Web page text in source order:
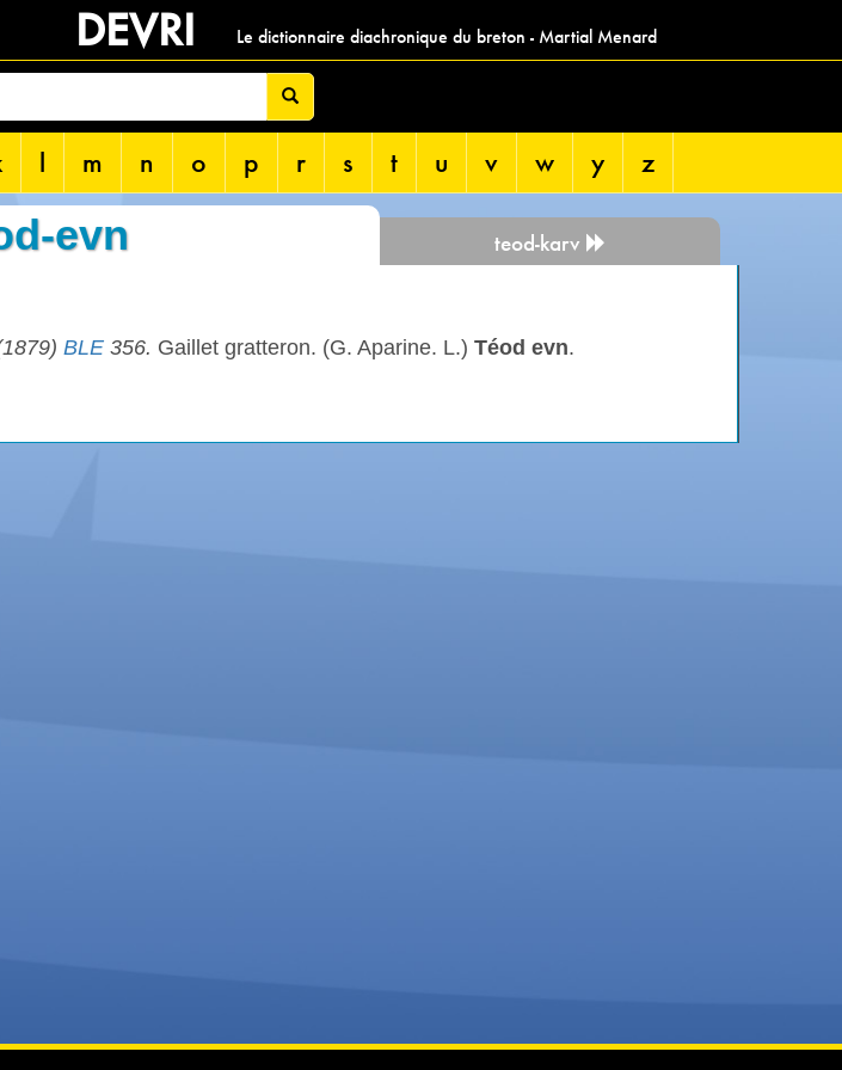
DEVRI Le dictionnaire diachronique du breton - Martial Menard
l m n o p r s t u v w y z
evn teod-karv
BLE 356. Gaillet gratteron. (G. Aparine. L.) Téod evn.